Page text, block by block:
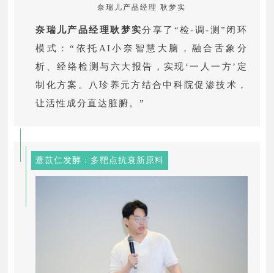
奈瑞儿产品经理 耿梦实
奈瑞儿产品经理耿梦实分享了“检-调-测”闭环
模式：“依托AI小奈智慧大脑，融合舌象分
析、经络检测与六大报告，实现‘一人一方’定
制化方案。八珍养元方结合中科院促渗技术，
让活性成分直达脏腑。”
薏苡仁发酵：多靶点抗衰新原料